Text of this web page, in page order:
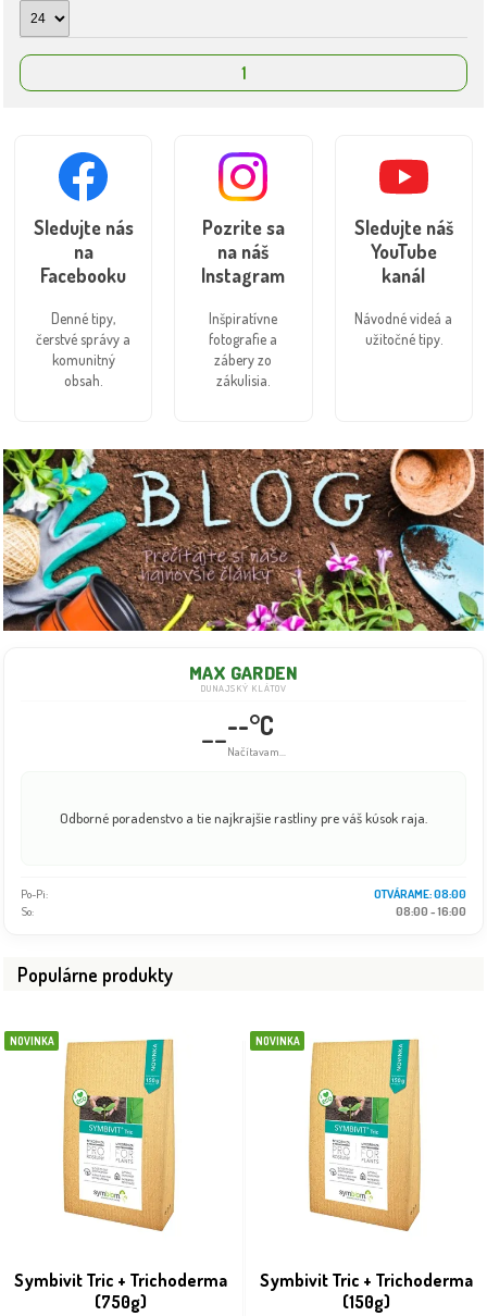
MAX GARDEN
DUNAJSKÝ KLÁTOV
----°C
Načítavam...
Odborné poradenstvo a tie najkrajšie rastliny pre váš kúsok raja.
Po-Pi:
OTVÁRAME: 08:00
So:
08:00 - 16:00
Populárne produkty
NOVINKA
Symbivit Tric + Trichoderma
(750g)
NOVINKA
Symbivit Tric + Trichoderma
(150g)
1
Sledujte nás
na
Facebooku
Denné tipy,
čerstvé správy a
komunitný
obsah.
Pozrite sa
na náš
Instagram
Inšpiratívne
fotografie a
zábery zo
zákulisia.
Sledujte náš
YouTube
kanál
Návodné videá a
užitočné tipy.